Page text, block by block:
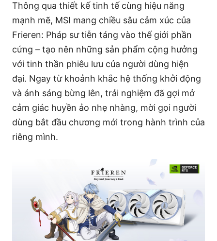
Thông qua thiết kế tinh tế cùng hiệu năng
mạnh mẽ, MSI mang chiều sâu cảm xúc của
Frieren: Pháp sư tiễn táng vào thế giới phần
cứng – tạo nên những sản phẩm cộng hưởng
với tinh thần phiêu lưu của người dùng hiện
đại. Ngay từ khoảnh khắc hệ thống khởi động
và ánh sáng bừng lên, trải nghiệm đã gợi mở
cảm giác huyền ảo nhẹ nhàng, mời gọi người
dùng bắt đầu chương mới trong hành trình của
riêng mình.